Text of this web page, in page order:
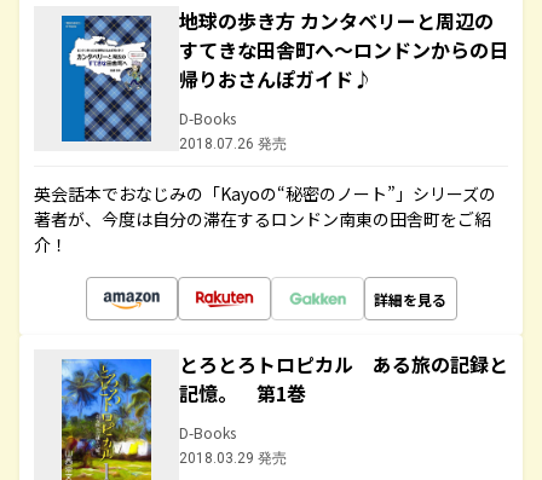
地球の歩き方 カンタベリーと周辺の
すてきな田舎町へ～ロンドンからの日
帰りおさんぽガイド♪
D-Books
2018.07.26 発売
英会話本でおなじみの「Kayoの“秘密のノート”」シリーズの
著者が、今度は自分の滞在するロンドン南東の田舎町をご紹
介！
詳細を見る
とろとろトロピカル ある旅の記録と
記憶。 第1巻
D-Books
2018.03.29 発売